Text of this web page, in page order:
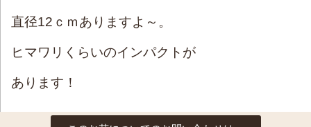
直径12ｃｍありますよ～。
ヒマワリくらいのインパクトが
あります！